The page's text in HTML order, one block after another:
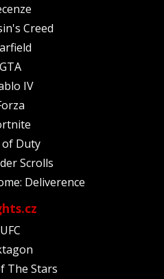
Creed
GTA
IV
of Duty
Scrolls
Deliverence
UFC
The Stars